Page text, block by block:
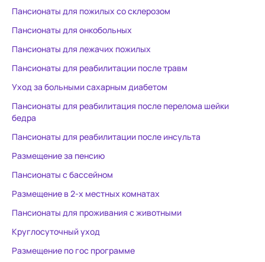
надо забирать, т.к. ее так
закормили снотворными , что
пребывания в данном
пансионате стал лекарственный
делирий у мамы!(( Который
.заключение. Это не
медицинское учреждение, а
пансионат для пожилых людей!!
Зачем позиционировать
реабилитацию больных
деменцией и Альцгеймером - не
объяснимо! Профильных
сотрудников в 20-м году не
было! Большие сомнения, что
появились.. Берегите своих
близких!
Пансионаты для пожилых со склерозом
Пансионаты для онкобольных
Пансионаты для лежачих пожилых
Пансионаты для реабилитации после травм
Уход за больными сахарным диабетом
Пансионаты для реабилитация после перелома шейки
бедра
Пансионаты для реабилитации после инсульта
Размещение за пенсию
Пансионаты с бассейном
Размещение в 2-х местных комнатах
Пансионаты для проживания с животными
Круглосуточный уход
Размещение по гос программе